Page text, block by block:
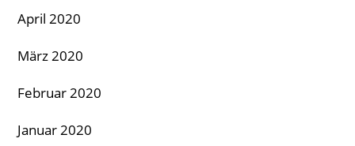
April 2020
März 2020
Februar 2020
Januar 2020